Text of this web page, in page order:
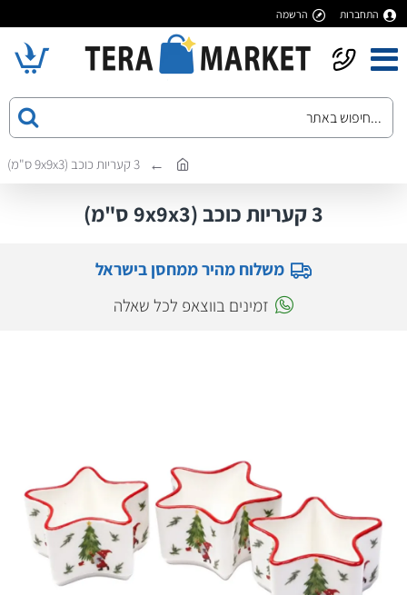
התחברות הרשמה
3 קעריות כוכב (9x9x3 ס"מ)
3 קעריות כוכב (9x9x3 ס"מ)
משלוח מהיר ממחסן בישראל
זמינים בווצאפ לכל שאלה